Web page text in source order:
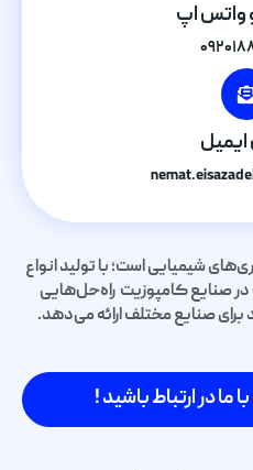
واتس اپ
شیمیایی است؛ با تولید انواع
صنایع کامپوزیت راه‌حل‌هایی
صنایع مختلف ارائه می‌دهد.
ما در ارتباط باشید !